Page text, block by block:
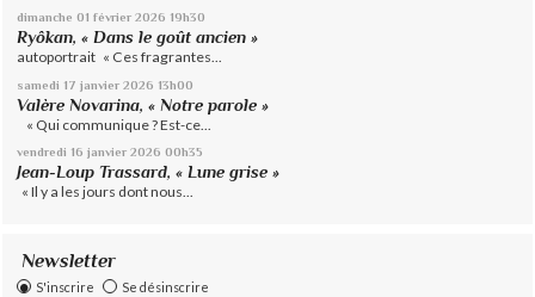
dimanche 01 février 2026 19h30
Ryôkan, « Dans le goût ancien »
autoportrait « Ces fragrantes...
samedi 17 janvier 2026 13h00
Valère Novarina, « Notre parole »
« Qui communique ? Est-ce...
vendredi 16 janvier 2026 00h35
Jean-Loup Trassard, « Lune grise »
« Il y a les jours dont nous...
Newsletter
S'inscrire Se désinscrire